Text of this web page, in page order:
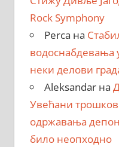
Rock Symphony
Perca на
водоснабдевања
неки делови
Aleksandarна
Увећани
одржавања
било неопходно